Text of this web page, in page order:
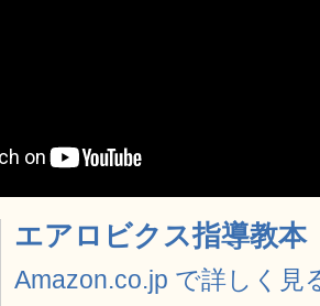
エアロビクス指導教本
Amazon.co.jp で詳しく見